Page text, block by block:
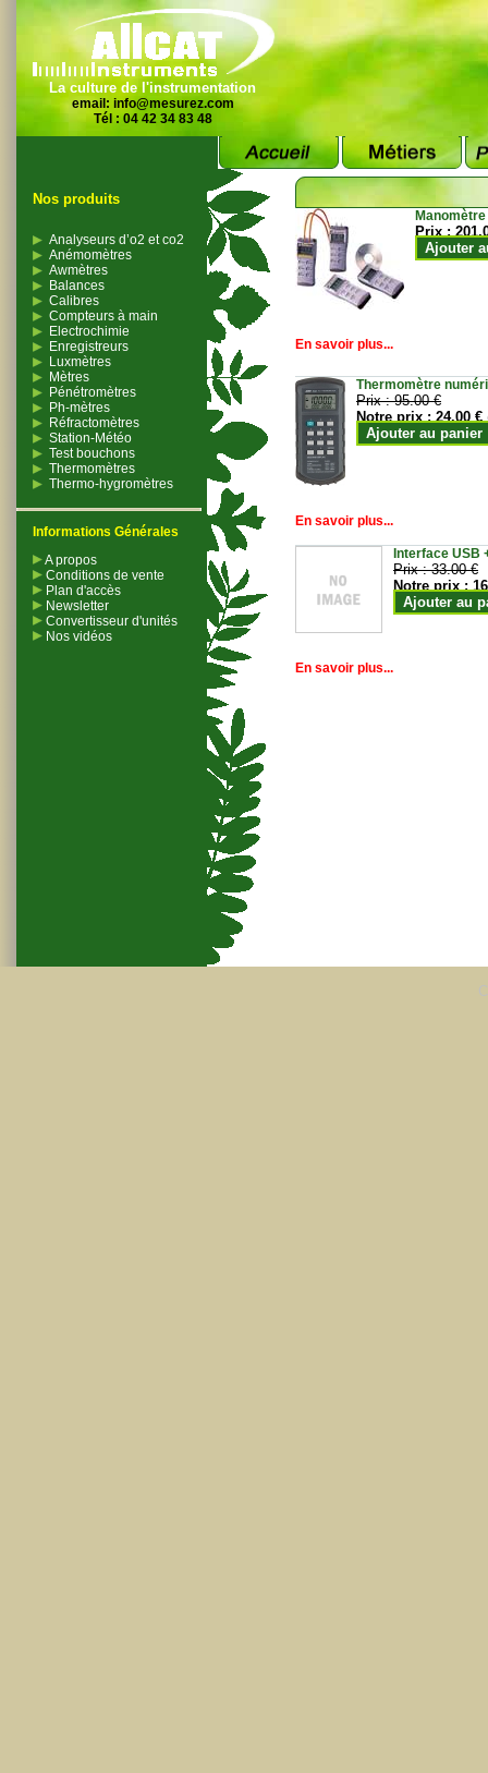
La culture de l'instrumentation
email: info@mesurez.com
Tél : 04 42 34 83 48
Nos produits
Analyseurs d’o2 et co2
Anémomètres
Awmètres
Balances
Calibres
Compteurs à main
Electrochimie
Enregistreurs
Luxmètres
Mètres
Pénétromètres
Ph-mètres
Réfractomètres
Station-Météo
Test bouchons
Thermomètres
Thermo-hygromètres
Informations Générales
A propos
Conditions de vente
Plan d'accès
Newsletter
Convertisseur d'unités
Nos vidéos
Prix :
Ajouter
En savoir plus...
Thermomètre
Prix :95.00 €
Notre prix :24.00 €
Ajouter au panier
En savoir plus...
Interface USB
Prix :33.00 €
Notre prix :
Ajouter au
En savoir plus...